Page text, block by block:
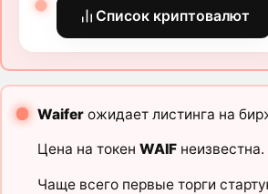
Список криптовалют
Waiferожидает листинга на
Цена на токен WAIFнеизвестна.
Чаще всего первые торги